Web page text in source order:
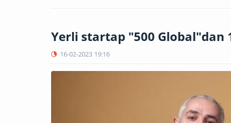
Yerli startap "500 Global"dan
16-02-2023 19:16